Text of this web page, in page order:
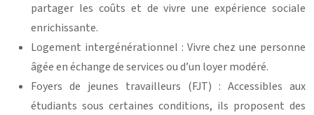
partager les coûts et de vivre une expérience sociale
enrichissante.
Logement intergénérationnel : Vivre chez une personne
âgée en échange de services ou d’un loyer modéré.
Foyers de jeunes travailleurs (FJT) : Accessibles aux
étudiants sous certaines conditions, ils proposent des